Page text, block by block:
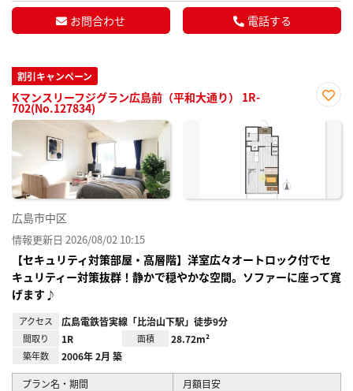
お問合わせ 電話する
割引キャンペーン
Kマンスリーフジグラン広島前（平和大通り） 1R-
702(No.127834)
に入
広島市中区
情報更新日 2026/08/02 10:15
【セキュリティ対策部屋・高層階】洋室広々オートロック付でセ
キュリティー対策抜群！静かで穏やかな空間。ソファーに座って寛
げます♪
アクセス 広島電鉄皆実線「比治山下駅」徒歩9分
間取り 1R 面積 28.72m²
築年数 2006年 2月 築
プラン名・期間
月額目安